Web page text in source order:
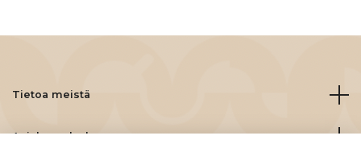
Tietoa meistä
Asiakaspalvelu